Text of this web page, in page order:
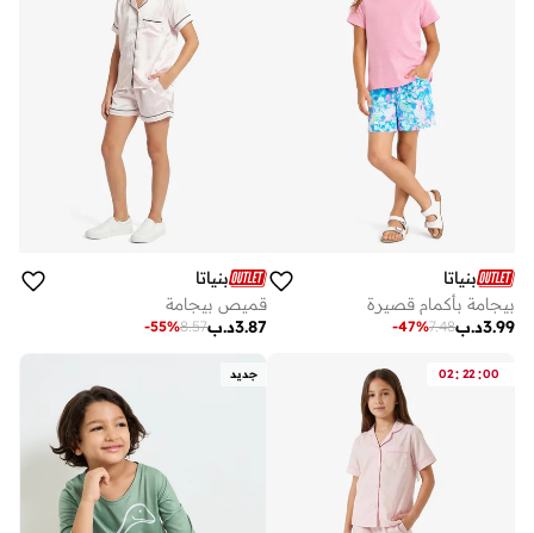
بنياتا
بيجامة بأكمام قصيرة
د.ب3.99
7.48
-47%
بنياتا
قميص بيجامة
د.ب3.87
8.57
-55%
02: 22 :00 جديد